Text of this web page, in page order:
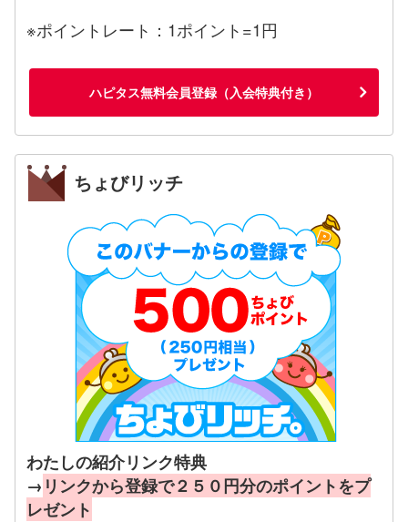
※ポイントレート：1ポイント=1円
ハピタス無料会員登録（入会特典付き）
ちょびリッチ
わたしの紹介リンク特典
→ リンクから登録で２５０円分のポイントをプ
レゼント